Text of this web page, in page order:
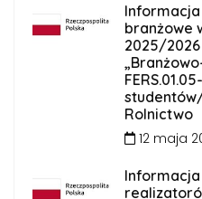
branżowe
2025/
Rolnictwo
12 maja